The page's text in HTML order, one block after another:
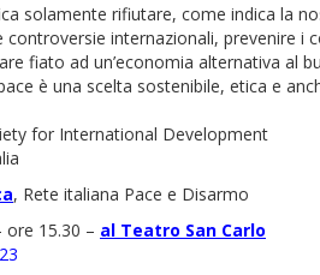
solamente rifiutare, come indica la
internazionali, prevenire i
fiato ad un’economia alternativa al
è una scelta sostenibile, etica e
for International Development
, Rete italiana Pace e Disarmo
15.30 – al Teatro San Carlo